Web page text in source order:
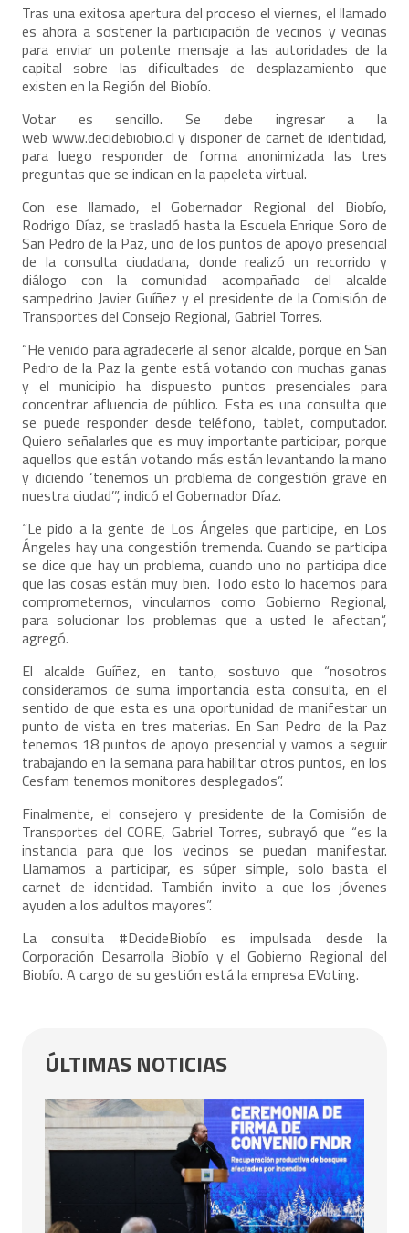
Tras una exitosa apertura del proceso el viernes, el llamado
es ahora a sostener la participación de vecinos y vecinas
para enviar un potente mensaje a las autoridades de la
capital sobre las dificultades de desplazamiento que
existen en la Región del Biobío.
Votar es sencillo. Se debe ingresar a la
web www.decidebiobio.cl y disponer de carnet de identidad,
para luego responder de forma anonimizada las tres
preguntas que se indican en la papeleta virtual.
Con ese llamado, el Gobernador Regional del Biobío,
Rodrigo Díaz, se trasladó hasta la Escuela Enrique Soro de
San Pedro de la Paz, uno de los puntos de apoyo presencial
de la consulta ciudadana, donde realizó un recorrido y
diálogo con la comunidad acompañado del alcalde
sampedrino Javier Guíñez y el presidente de la Comisión de
Transportes del Consejo Regional, Gabriel Torres.
“He venido para agradecerle al señor alcalde, porque en San
Pedro de la Paz la gente está votando con muchas ganas
y el municipio ha dispuesto puntos presenciales para
concentrar afluencia de público. Esta es una consulta que
se puede responder desde teléfono, tablet, computador.
Quiero señalarles que es muy importante participar, porque
aquellos que están votando más están levantando la mano
y diciendo ‘tenemos un problema de congestión grave en
nuestra ciudad’”, indicó el Gobernador Díaz.
“Le pido a la gente de Los Ángeles que participe, en Los
Ángeles hay una congestión tremenda. Cuando se participa
se dice que hay un problema, cuando uno no participa dice
que las cosas están muy bien. Todo esto lo hacemos para
comprometernos, vincularnos como Gobierno Regional,
para solucionar los problemas que a usted le afectan”,
agregó.
El alcalde Guíñez, en tanto, sostuvo que “nosotros
consideramos de suma importancia esta consulta, en el
sentido de que esta es una oportunidad de manifestar un
punto de vista en tres materias. En San Pedro de la Paz
tenemos 18 puntos de apoyo presencial y vamos a seguir
trabajando en la semana para habilitar otros puntos, en los
Cesfam tenemos monitores desplegados”.
Finalmente, el consejero y presidente de la Comisión de
Transportes del CORE, Gabriel Torres, subrayó que “es la
instancia para que los vecinos se puedan manifestar.
Llamamos a participar, es súper simple, solo basta el
carnet de identidad. También invito a que los jóvenes
ayuden a los adultos mayores”.
La consulta #DecideBiobío es impulsada desde la
Corporación Desarrolla Biobío y el Gobierno Regional del
Biobío. A cargo de su gestión está la empresa EVoting.
ÚLTIMAS NOTICIAS